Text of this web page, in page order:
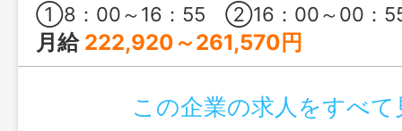
①8：00～16：55 ②16：00～00：
月給 222,920～261,570円
この企業の求人をすべて